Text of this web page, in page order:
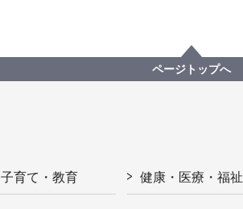
ページトップへ
子育て・教育 健康・医療・福祉